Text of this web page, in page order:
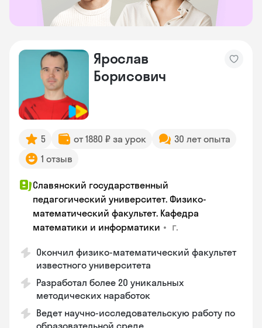
Ярослав
Борисович
5 от 1880 ₽ за урок
30 лет опыта
1 отзыв
Славянский государственный
педагогический университет. Физико-
математический факультет. Кафедра
математики и информатики • г.
Окончил физико-математический факультет
известного университета
Разработал более 20 уникальных
методических наработок
Ведет научно-исследовательскую работу по
образовательной среде